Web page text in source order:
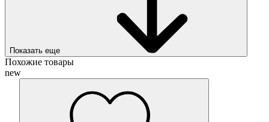
Показать еще
Похожие товары
new